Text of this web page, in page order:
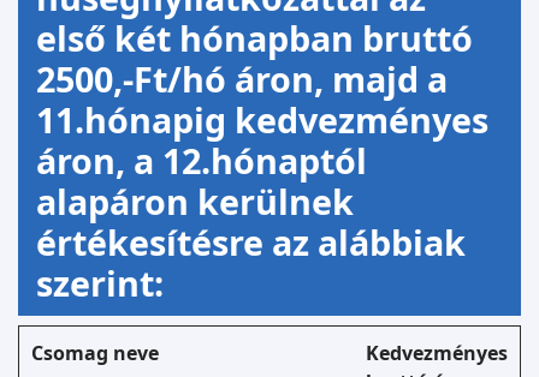
első két hónapban bruttó
2500,-Ft/hó áron, majd a
11.hónapig kedvezményes
áron, a 12.hónaptól
alapáron kerülnek
értékesítésre az alábbiak
szerint:
Csomag neve
Kedvezményes